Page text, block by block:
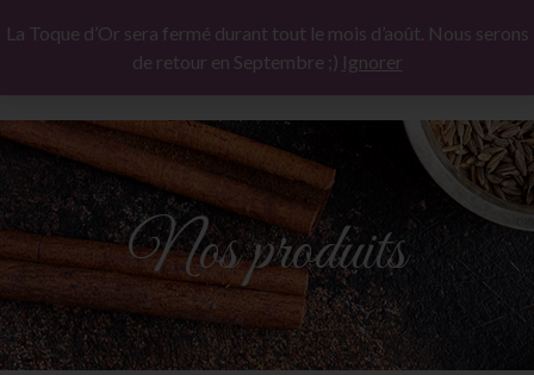
Nos produits
La Toque d’Or sera fermé durant tout le mois d’août. Nous serons
de retour en Septembre ;) Ignorer